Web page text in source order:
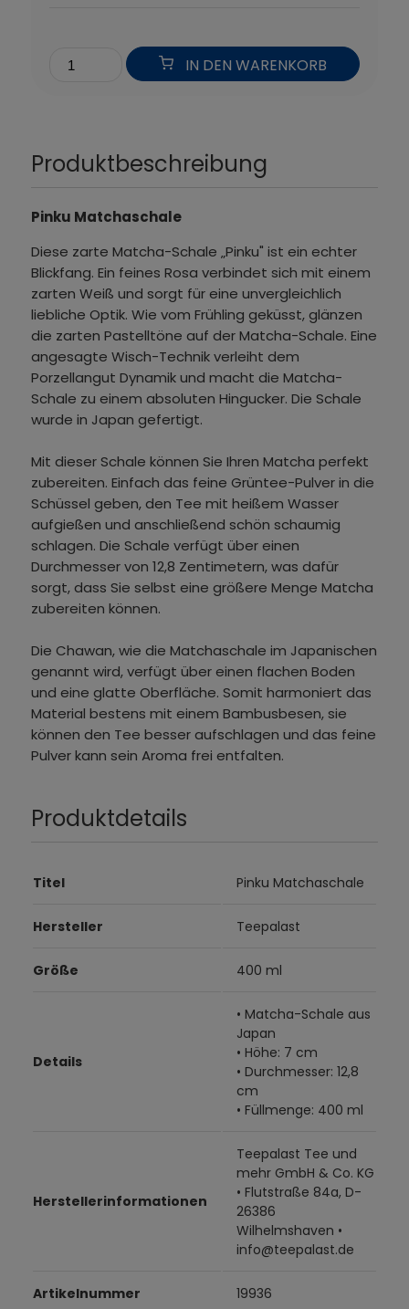
IN DEN WARENKORB
Produktbeschreibung
Pinku Matchaschale
Diese zarte Matcha-Schale „Pinku" ist ein echter
Blickfang. Ein feines Rosa verbindet sich mit einem
zarten Weiß und sorgt für eine unvergleichlich
liebliche Optik. Wie vom Frühling geküsst, glänzen
die zarten Pastelltöne auf der Matcha-Schale. Eine
angesagte Wisch-Technik verleiht dem
Porzellangut Dynamik und macht die Matcha-
Schale zu einem absoluten Hingucker. Die Schale
wurde in Japan gefertigt.
Mit dieser Schale können Sie Ihren Matcha perfekt
zubereiten. Einfach das feine Grüntee-Pulver in die
Schüssel geben, den Tee mit heißem Wasser
aufgießen und anschließend schön schaumig
schlagen. Die Schale verfügt über einen
Durchmesser von 12,8 Zentimetern, was dafür
sorgt, dass Sie selbst eine größere Menge Matcha
zubereiten können.
Die Chawan, wie die Matchaschale im Japanischen
genannt wird, verfügt über einen flachen Boden
und eine glatte Oberfläche. Somit harmoniert das
Material bestens mit einem Bambusbesen, sie
können den Tee besser aufschlagen und das feine
Pulver kann sein Aroma frei entfalten.
Produktdetails
Titel Pinku Matchaschale
Hersteller Teepalast
Größe 400 ml
Details
• Matcha-Schale aus
Japan
• Höhe: 7 cm
• Durchmesser: 12,8
cm
• Füllmenge: 400 ml
Herstellerinformationen
Teepalast Tee und
mehr GmbH & Co. KG
• Flutstraße 84a, D-
26386
Wilhelmshaven •
info@teepalast.de
Artikelnummer 19936